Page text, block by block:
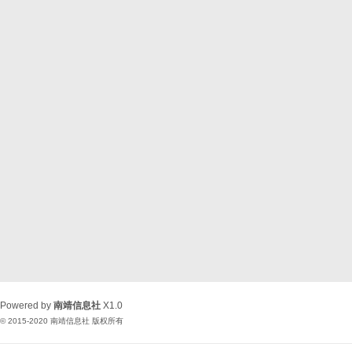
Powered by 南靖信息社 X1.0
© 2015-2020 南靖信息社 版权所有